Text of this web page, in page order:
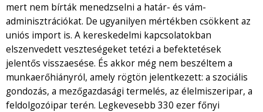
mert nem bírták menedzselni a határ- és vám-
adminisztrációkat. De ugyanilyen mértékben csökkent az
uniós import is. A kereskedelmi kapcsolatokban
elszenvedett veszteségeket tetézi a befektetések
jelentős visszaesése. És akkor még nem beszéltem a
munkaerőhiányról, amely rögtön jelentkezett: a szociális
gondozás, a mezőgazdasági termelés, az élelmiszeripar, a
feldolgozóipar terén. Legkevesebb 330 ezer főnyi